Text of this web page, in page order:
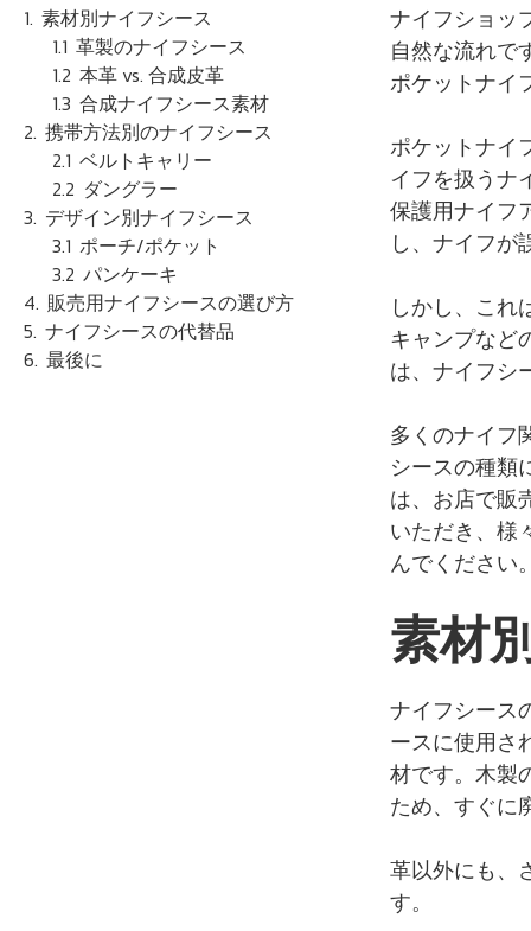
ナイフショッ
自然な流れで
ポケットナイ
ポケットナイ
イフを扱うナ
保護用ナイフ
し、ナイフが
しかし、これ
キャンプなど
は、ナイフシ
多くのナイフ
シースの種類
は、お店で販
いただき、様
んでください
素材
ナイフシース
ースに使用さ
材です。木製
ため、すぐに
革以外にも、
す。
素材別ナイフシース
革製のナイフシース
本革 vs. 合成皮革
合成ナイフシース素材
携帯方法別のナイフシース
ベルトキャリー
ダングラー
デザイン別ナイフシース
ポーチ/ポケット
パンケーキ
販売用ナイフシースの選び方
ナイフシースの代替品
最後に